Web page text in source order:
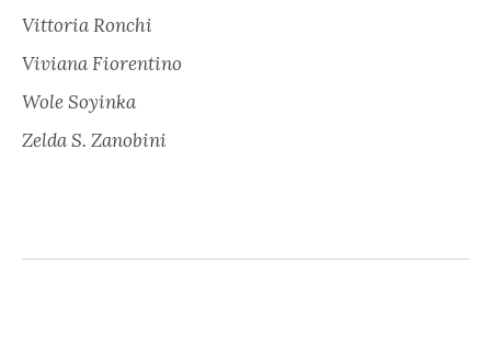
Vittoria Ronchi
Viviana Fiorentino
Wole Soyinka
Zelda S. Zanobini